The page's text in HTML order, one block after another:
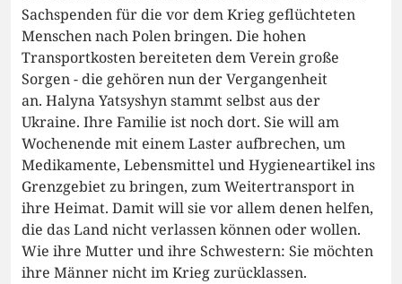
Sachspenden für die vor dem Krieg geflüchteten
Menschen nach Polen bringen. Die hohen
Transportkosten bereiteten dem Verein große
Sorgen - die gehören nun der Vergangenheit
an. Halyna Yatsyshyn stammt selbst aus der
Ukraine. Ihre Familie ist noch dort. Sie will am
Wochenende mit einem Laster aufbrechen, um
Medikamente, Lebensmittel und Hygieneartikel ins
Grenzgebiet zu bringen, zum Weitertransport in
ihre Heimat. Damit will sie vor allem denen helfen,
die das Land nicht verlassen können oder wollen.
Wie ihre Mutter und ihre Schwestern: Sie möchten
ihre Männer nicht im Krieg zurücklassen.